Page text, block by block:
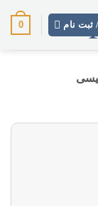
ثبت نام 0